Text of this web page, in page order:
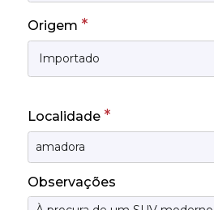
Origem *
Localidade *
Observações